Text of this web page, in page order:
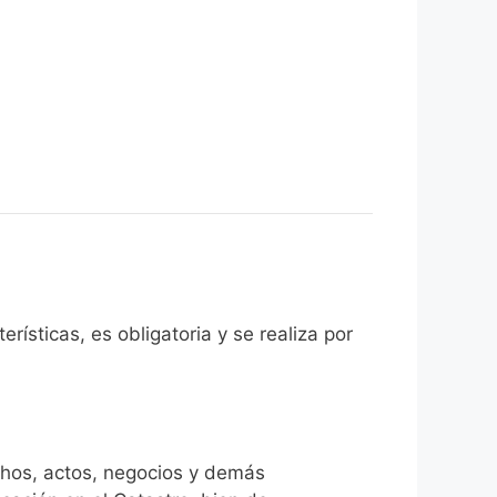
es obligatoria y se realiza por
actos, negocios y demás